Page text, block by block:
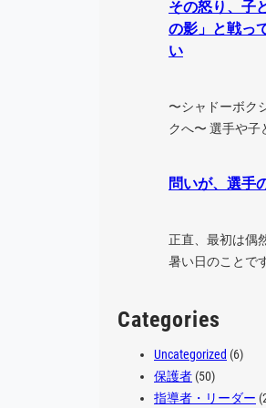
その怒り、子
の影」と戦っ
い
〜シャドーボク
クへ〜 選手や子
問いが、選手
正直、最初は偶
暑い日のことで
Categories
Uncategorized (6)
保護者 (50)
指導者・リーダー